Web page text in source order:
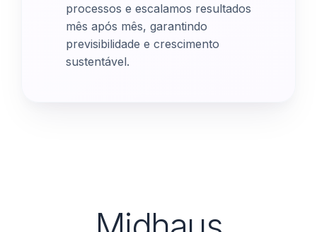
processos e escalamos resultados
mês após mês, garantindo
previsibilidade e crescimento
sustentável.